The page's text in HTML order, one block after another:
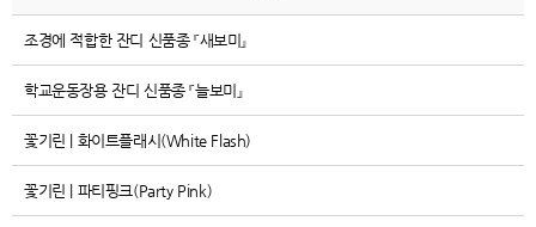
조경에 적합한 잔디 신품종 『새보미』
학교운동장용 잔디 신품종 『늘보미』
꽃기린 | 화이트플래시(White Flash)
꽃기린 | 파티핑크(Party Pink)